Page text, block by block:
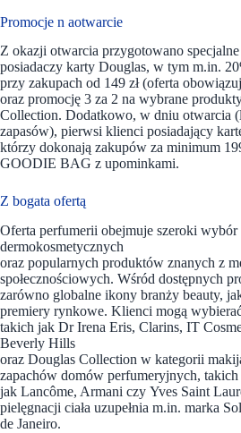
Promocje n aotwarcie
Z okazji otwarcia przygotowano
posiadaczy karty Douglas, w tym m.in.
przy zakupach od 149 zł (oferta
oraz promocję 3 za 2 na wybrane
Collection. Dodatkowo, w dniu otwarcia
zapasów), pierwsi klienci posiadający
którzy dokonają zakupów za minimum
GOODIE BAG z upominkami.
Z bogata ofertą
Oferta perfumerii obejmuje szeroki
dermokosmetycznych
oraz popularnych produktów znanych z
społecznościowych. Wśród dostępnych
zarówno globalne ikony branży beauty,
premiery rynkowe. Klienci mogą
takich jak Dr Irena Eris, Clarins, IT
Beverly Hills
oraz Douglas Collection w kategorii
zapachów domów perfumeryjnych, takich
jak Lancôme, Armani czy Yves Saint
pielęgnacji ciała uzupełnia m.in. marka Sol
de Janeiro.